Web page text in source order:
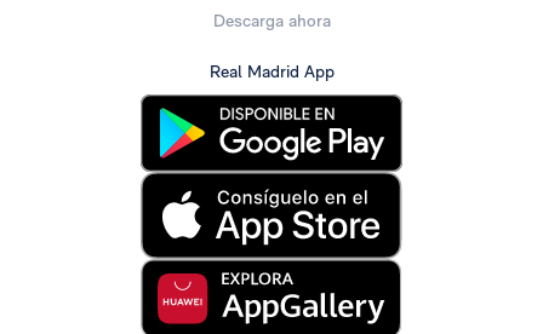
Descarga ahora
Real Madrid App